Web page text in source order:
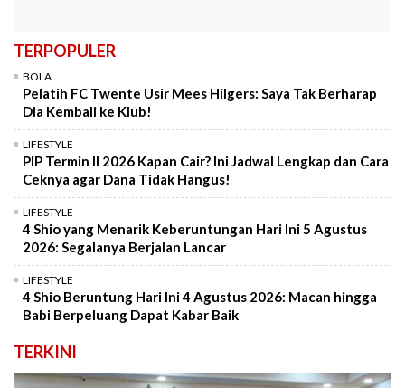
TERPOPULER
BOLA
Pelatih FC Twente Usir Mees Hilgers: Saya Tak Berharap
Dia Kembali ke Klub!
LIFESTYLE
PIP Termin II 2026 Kapan Cair? Ini Jadwal Lengkap dan Cara
Ceknya agar Dana Tidak Hangus!
LIFESTYLE
4 Shio yang Menarik Keberuntungan Hari Ini 5 Agustus
2026: Segalanya Berjalan Lancar
LIFESTYLE
4 Shio Beruntung Hari Ini 4 Agustus 2026: Macan hingga
Babi Berpeluang Dapat Kabar Baik
TERKINI